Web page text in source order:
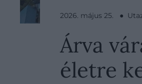
2026. május 25. ●
Árva
életre